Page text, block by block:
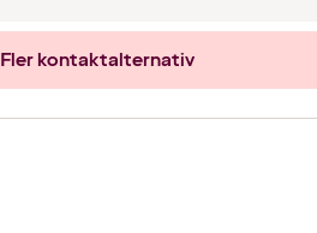
Fler kontaktalternativ